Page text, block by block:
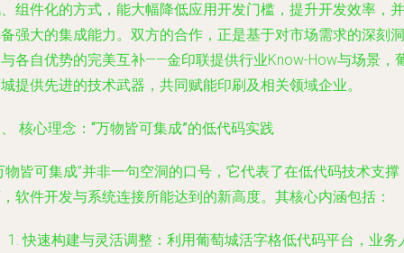
组件化的方式，能大幅降低应用开发门槛，提升开发效率，并
强大的集成能力。双方的合作，正是基于对市场需求的深刻洞
各自优势的完美互补——金印联提供行业Know-How与场景，
提供先进的技术武器，共同赋能印刷及相关领域企业。
核心理念：“万物皆可集成”的低代码实践
物皆可集成”并非一句空洞的口号，它代表了在低代码技术支撑
软件开发与系统连接所能达到的新高度。其核心内涵包括：
快速构建与灵活调整 ：利用葡萄城活字格低代码平台，业务